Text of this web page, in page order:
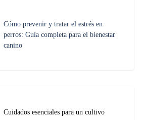
Cómo prevenir y tratar el estrés en
perros: Guía completa para el bienestar
canino
Cuidados esenciales para un cultivo